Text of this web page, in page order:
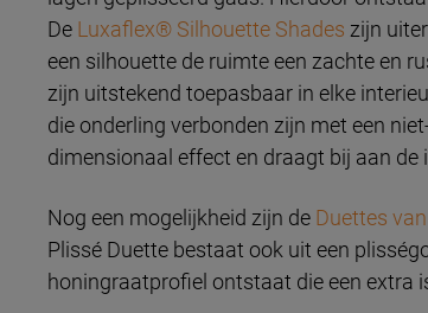
De Luxaflex® Silhouette Shades zijn
een silhouette de ruimte een zachte en
zijn uitstekend toepasbaar in elke
die onderling verbonden zijn met een
dimensionaal effect en draagt bij aan de
Nog een mogelijkheid zijn de Duettes
Plissé Duette bestaat ook uit een
honingraatprofiel ontstaat die een extra